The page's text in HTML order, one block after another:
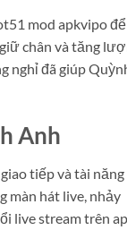
mod apkvipo để
chân và tăng
nghỉ đã giúp
Anh
tiếp và tài năng
màn hát live, nhảy
live stream trên